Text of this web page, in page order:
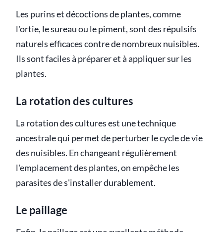
Les purins et décoctions de plantes, comme
l'ortie, le sureau ou le piment, sont des répulsifs
naturels efficaces contre de nombreux nuisibles.
Ils sont faciles à préparer et à appliquer sur les
plantes.
La rotation des cultures
La rotation des cultures est une technique
ancestrale qui permet de perturber le cycle de vie
des nuisibles. En changeant régulièrement
l'emplacement des plantes, on empêche les
parasites de s'installer durablement.
Le paillage